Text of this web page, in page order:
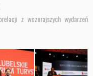
z wczorajszych wydarzeń